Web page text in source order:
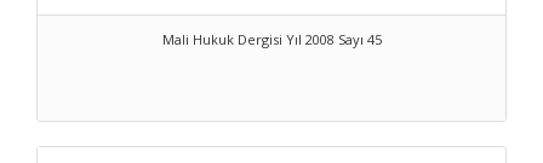
Mali Hukuk Dergisi Yıl 2008 Sayı 45